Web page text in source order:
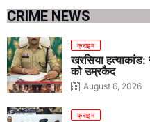
CRIME NEWS
क्राइम
खरसिया हत्याकांड:
को उम्रकैद
August 6, 2026
क्राइम